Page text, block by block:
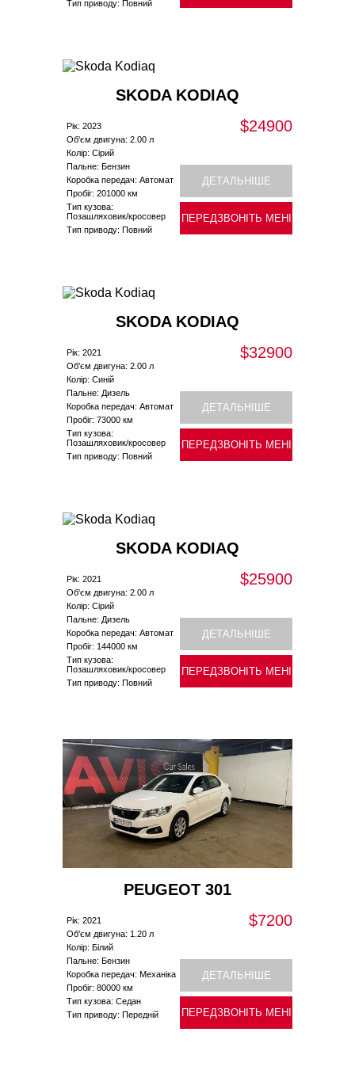
Тип приводу: Повний
SKODA KODIAQ
Рік: 2023
Об'єм двигуна: 2.00 л
Колір: Сірий
Пальне: Бензин
Коробка передач: Автомат
Пробіг: 201000 км
Тип кузова:
Позашляховик/кросовер
Тип приводу: Повний
$24900
ДЕТАЛЬНІШЕ
ПЕРЕДЗВОНІТЬ МЕНІ
SKODA KODIAQ
Рік: 2021
Об'єм двигуна: 2.00 л
Колір: Синій
Пальне: Дизель
Коробка передач: Автомат
Пробіг: 73000 км
Тип кузова:
Позашляховик/кросовер
Тип приводу: Повний
$32900
ДЕТАЛЬНІШЕ
ПЕРЕДЗВОНІТЬ МЕНІ
SKODA KODIAQ
Рік: 2021
Об'єм двигуна: 2.00 л
Колір: Сірий
Пальне: Дизель
Коробка передач: Автомат
Пробіг: 144000 км
Тип кузова:
Позашляховик/кросовер
Тип приводу: Повний
$25900
ДЕТАЛЬНІШЕ
ПЕРЕДЗВОНІТЬ МЕНІ
PEUGEOT 301
Рік: 2021
Об'єм двигуна: 1.20 л
Колір: Білий
Пальне: Бензин
Коробка передач: Механіка
Пробіг: 80000 км
Тип кузова: Седан
Тип приводу: Передній
$7200
ДЕТАЛЬНІШЕ
ПЕРЕДЗВОНІТЬ МЕНІ